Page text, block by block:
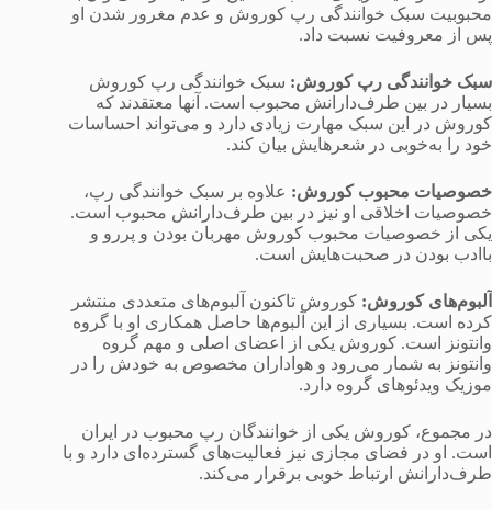
محبوبیت سبک خوانندگی رپ کوروش و عدم مغرور شدن او
پس از معروفیت نسبت داد.
سبک خوانندگی رپ کوروش: سبک خوانندگی رپ کوروش
بسیار در بین طرف‌دارانش محبوب است. آنها معتقدند که
کوروش در این سبک مهارت زیادی دارد و می‌تواند احساسات
خود را به‌خوبی در شعرهایش بیان کند.
خصوصیات محبوب کوروش: علاوه بر سبک خوانندگی رپ،
خصوصیات اخلاقی او نیز در بین طرف‌دارانش محبوب است.
یکی از خصوصیات محبوب کوروش مهربان بودن و پررو و
باادب بودن در صحبت‌هایش است.
آلبوم‌های کوروش: کوروش تاکنون آلبوم‌های متعددی منتشر
کرده است. بسیاری از این آلبوم‌ها حاصل همکاری او با گروه
وانتونز است. کوروش یکی از اعضای اصلی و مهم گروه
وانتونز به شمار می‌رود و هواداران مخصوص به خودش را در
موزیک ویدئوهای گروه دارد.
در مجموع، کوروش یکی از خوانندگان رپ محبوب در ایران
است. او در فضای مجازی نیز فعالیت‌های گسترده‌ای دارد و با
طرف‌دارانش ارتباط خوبی برقرار می‌کند.